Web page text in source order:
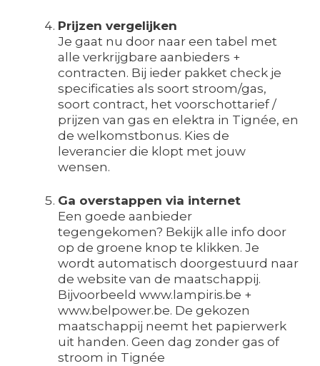
Prijzen vergelijken
Je gaat nu door naar een tabel met
alle verkrijgbare aanbieders +
contracten. Bij ieder pakket check je
specificaties als soort stroom/gas,
soort contract, het voorschottarief /
prijzen van gas en elektra in Tignée, en
de welkomstbonus. Kies de
leverancier die klopt met jouw
wensen.
Ga overstappen via internet
Een goede aanbieder
tegengekomen? Bekijk alle info door
op de groene knop te klikken. Je
wordt automatisch doorgestuurd naar
de website van de maatschappij.
Bijvoorbeeld www.lampiris.be +
www.belpower.be. De gekozen
maatschappij neemt het papierwerk
uit handen. Geen dag zonder gas of
stroom in Tignée